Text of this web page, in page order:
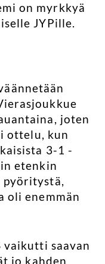
on myrkkyä
JYPille.
joten
ottelu, kun
3-1 -
etenkin
pyöritystä,
oli enemmän
vaikutti saavan
jo kahden